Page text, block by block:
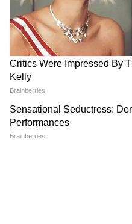
প্রচলিত, জনসাধারণের
ডেল্টা রূপটি এখনও
আরও পড়ুনঃ
করোনাভাইরাসের
লকডাউন? জানুন কী